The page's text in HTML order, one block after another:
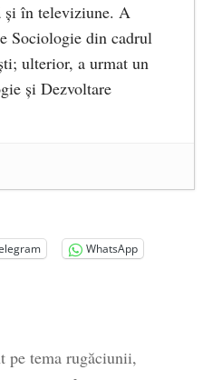
și în televiziune. A
Sociologie din cadrul
ulterior, a urmat un
și Dezvoltare
Ana” Rohia. Părintele
comemorat la 102 ani
iulie 2024
în laborator, tot mai
Constantin
WhatsApp
pe tema rugăciunii,